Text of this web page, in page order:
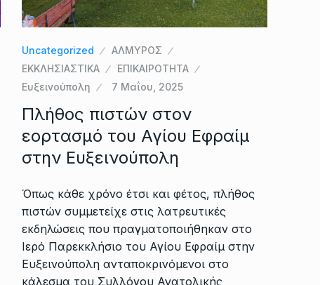
Uncategorized
ΑΛΜΥΡΟΣ
ΕΚΚΛΗΣΙΑΣΤΙΚΑ
ΕΠΙΚΑΙΡΟΤΗΤΑ
Ευξεινούπολη
7 Μαΐου, 2025
Πλήθος πιστών στον
εορτασμό του Αγίου Εφραίμ
στην Ευξεινούπολη
Όπως κάθε χρόνο έτσι και φέτος, πλήθος
πιστών συμμετείχε στις λατρευτικές
εκδηλώσεις που πραγματοποιήθηκαν στο
Ιερό Παρεκκλήσιο του Αγίου Εφραίμ στην
Ευξεινούπολη ανταποκρινόμενοι στο
κάλεσμα του Συλλόγου Ανατολικής